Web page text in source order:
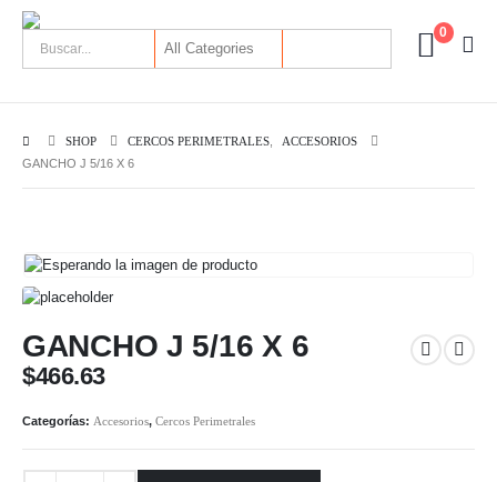
0
SHOP CERCOS PERIMETRALES
ACCESORIOS
GANCHO J 5/16 X 6
GANCHO J 5/16 X 6
$466.63
Categorías: Accesorios, Cercos Perimetrales